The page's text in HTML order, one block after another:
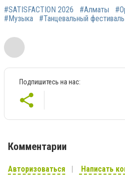
#SATISFACTION 2026
#Алматы
#Музыка
#Танцевальный фестиваль
Подпишитесь на нас:
Комментарии
Авторизоваться Написать